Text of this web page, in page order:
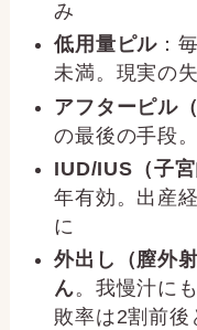
み
低用量ピル ：
未満。現実の
アフターピル
の最後の手段。
IUD/IUS（子宮
年有効。出産
に
外出し（膣外射
ん。我慢汁に
敗率は2割前後